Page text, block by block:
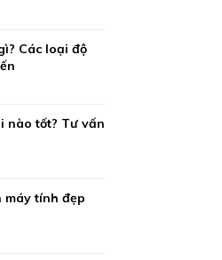
C
Các loại độ
nào tốt? Tư vấn
máy tính đẹp